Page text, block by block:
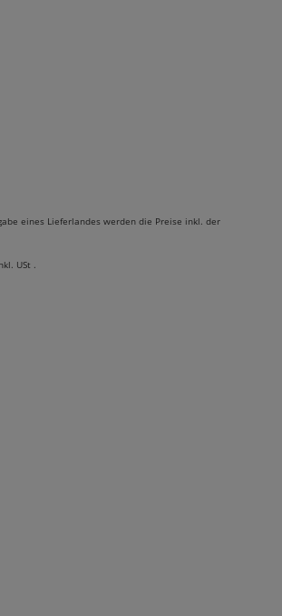
eines Lieferlandes werden die Preise inkl. der
USt .